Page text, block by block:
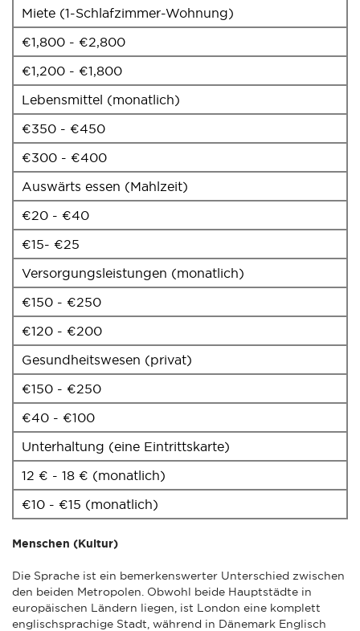
Miete (1-Schlafzimmer-Wohnung)
€1,800 - €2,800
€1,200 - €1,800
Lebensmittel (monatlich)
€350 - €450
€300 - €400
Auswärts essen (Mahlzeit)
€20 - €40
€15- €25
Versorgungsleistungen (monatlich)
€150 - €250
€120 - €200
Gesundheitswesen (privat)
€150 - €250
€40 - €100
Unterhaltung (eine Eintrittskarte)
12 € - 18 € (monatlich)
€10 - €15 (monatlich)
Menschen (Kultur)
Die Sprache ist ein bemerkenswerter Unterschied zwischen
den beiden Metropolen. Obwohl beide Hauptstädte in
europäischen Ländern liegen, ist London eine komplett
englischsprachige Stadt, während in Dänemark Englisch